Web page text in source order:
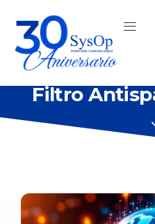
Filtro